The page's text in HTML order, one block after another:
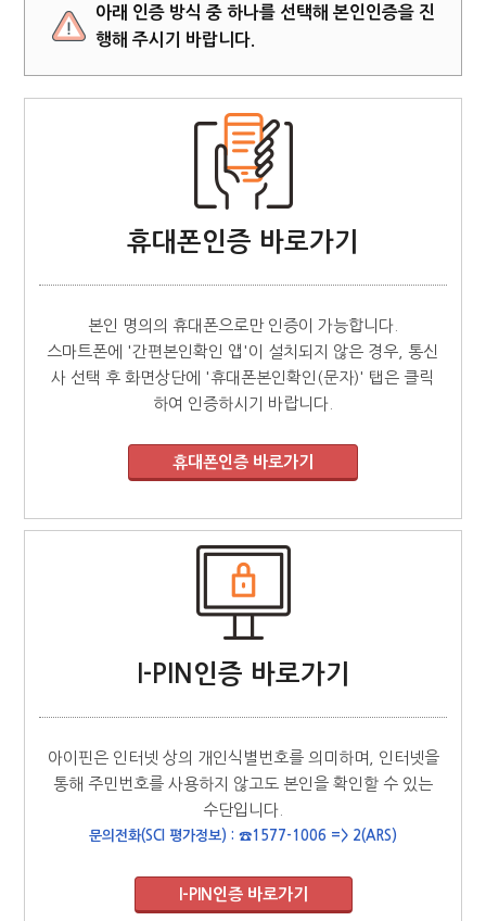
아래 인증 방식 중 하나를 선택해 본인인증을 진
행해 주시기 바랍니다.
휴대폰인증 바로가기
본인 명의의 휴대폰으로만 인증이 가능합니다.
스마트폰에 '간편본인확인 앱'이 설치되지 않은 경우, 통신
사 선택 후 화면상단에 '휴대폰본인확인(문자)' 탭은 클릭
하여 인증하시기 바랍니다.
I-PIN인증 바로가기
아이핀은 인터넷 상의 개인식별번호를 의미하며, 인터넷을
통해 주민번호를 사용하지 않고도 본인을 확인할 수 있는
수단입니다.
문의전화(SCI 평가정보) : ☎1577-1006 => 2(ARS)